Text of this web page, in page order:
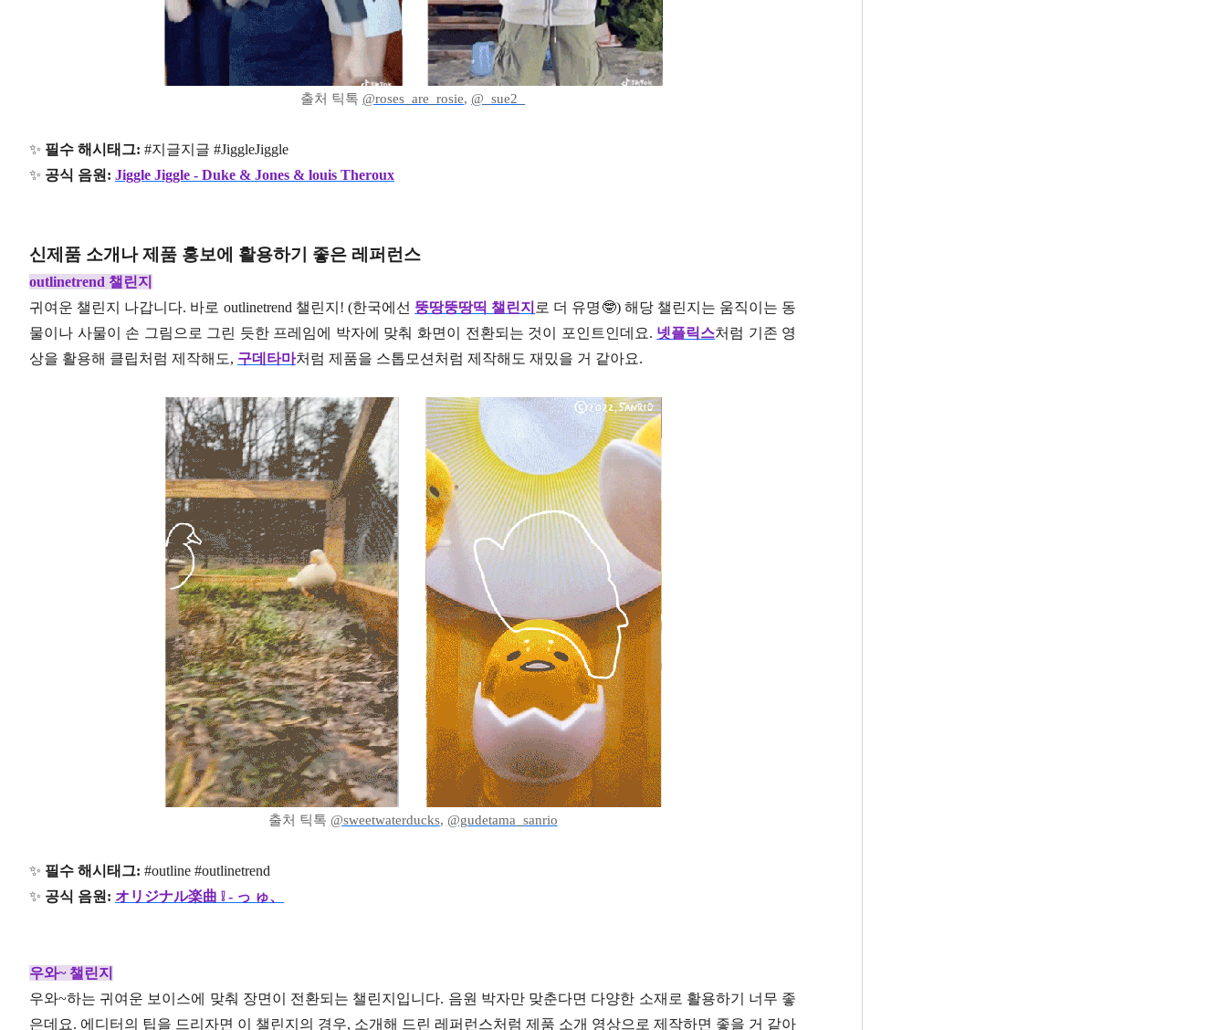
출처 틱톡@roses_are_rosie,@_sue2_
✨ 필수 해시태그: #지글지글 #JiggleJiggle
✨ 공식 음원: Jiggle Jiggle - Duke & Jones & louis Theroux
신제품 소개나 제품 홍보에 활용하기 좋은 레퍼런스
outlinetrend 챌린지
귀여운 챌린지 나갑니다. 바로 outlinetrend 챌린지! (한국에선 뚱땅뚱땅띡 챌린지 로 더 유명🤓) 해당 챌린지는 움직이는 동
물이나 사물이 손 그림으로 그린 듯한 프레임에 박자에 맞춰 화면이 전환되는 것이 포인트인데요. 넷플릭스처럼 기존 영
상을 활용해 클립처럼 제작해도, 구데타마처럼 제품을 스톱모션처럼 제작해도 재밌을 거 같아요.
출처 틱톡 @sweetwaterducks, @gudetama_sanrio
✨ 필수 해시태그: #outline #outlinetrend
✨ 공식 음원: オリジナル楽曲 ❕ - っ ゅ、
우와~ 챌린지
우와~하는 귀여운 보이스에 맞춰 장면이 전환되는 챌린지입니다. 음원 박자만 맞춘다면 다양한 소재로 활용하기 너무 좋
은데요. 에디터의 팁을 드리자면 이 챌린지의 경우, 소개해 드린 레퍼런스처럼 제품 소개 영상으로 제작하면 좋을 거 같아